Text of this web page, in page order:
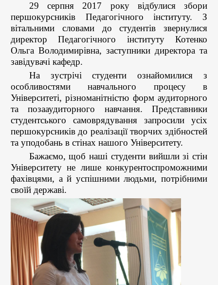
29 серпня 2017 року відбулися збори
першокурсників Педагогічного інституту. З
вітальними словами до студентів звернулися
директор Педагогічного інституту Котенко
Ольга Володимирівна, заступники директора та
завідувачі кафедр.
На зустрічі студенти ознайомилися з
особливостями навчального процесу в
Університеті, різноманітністю форм аудиторного
та позааудиторного навчання. Представники
студентського самоврядування запросили усіх
першокурсників до реалізації творчих здібностей
та уподобань в стінах нашого Університету.
Бажаємо, щоб наші студенти вийшли зі стін
Університету не лише конкурентоспроможними
фахівцями, а й успішними людьми, потрібними
своїй державі.